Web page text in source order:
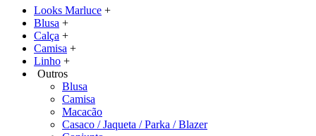
Looks Marluce +
Blusa +
Calça +
Camisa +
Linho +
Outros
Blusa
Camisa
Macacão
Casaco / Jaqueta / Parka / Blazer